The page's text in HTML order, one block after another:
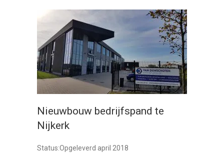
Nieuwbouw bedrijfspand te
Nijkerk
Status:Opgeleverd april 2018